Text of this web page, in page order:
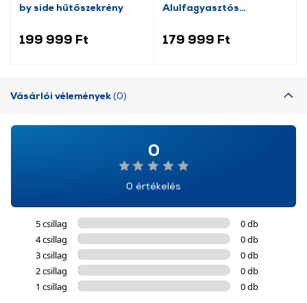
by side hűtőszekrény
199 999 Ft
Alulfagyasztós
179 999 Ft
Vásárlói vélemények(0)
0
0 értékelés
5 csillag
0 db
4 csillag
0 db
3 csillag
0 db
2 csillag
0 db
1 csillag
0 db